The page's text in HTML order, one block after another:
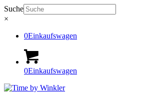
Suche
×
0Einkaufswagen
0Einkaufswagen